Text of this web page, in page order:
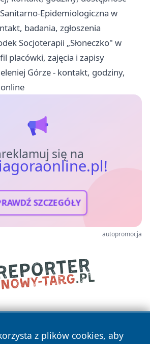
Epidemiologiczna w
badania, zgłoszenia
Socjoterapii „Słoneczko" w
placówki, zajęcia i zapisy
Górze - kontakt, godziny,
się na
SZCZEGÓŁY
autopromocja
z plików cookies, aby